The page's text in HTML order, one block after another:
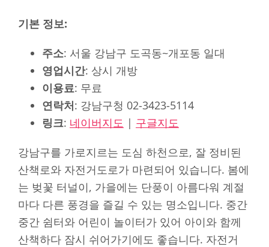
기본 정보:
주소: 서울 강남구 도곡동~개포동 일대
영업시간: 상시 개방
이용료: 무료
연락처: 강남구청 02-3423-5114
링크: 네이버지도 | 구글지도
강남구를 가로지르는 도심 하천으로, 잘 정비된
산책로와 자전거도로가 마련되어 있습니다. 봄에
는 벚꽃 터널이, 가을에는 단풍이 아름다워 계절
마다 다른 풍경을 즐길 수 있는 명소입니다. 중간
중간 쉼터와 어린이 놀이터가 있어 아이와 함께
산책하다 잠시 쉬어가기에도 좋습니다. 자전거